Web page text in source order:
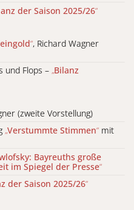
der Saison 2025/26“
“, Richard Wagner
und Flops – „Bilanz
(zweite Vorstellung)
„Verstummte Stimmen“ mit
Bayreuths große
im Spiegel der Presse“
der Saison 2025/26“